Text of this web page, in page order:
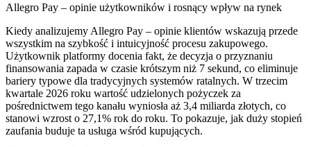
Allegro Pay – opinie użytkowników i rosnący wpływ na rynek
Kiedy analizujemy Allegro Pay – opinie klientów wskazują przede
wszystkim na szybkość i intuicyjność procesu zakupowego.
Użytkownik platformy docenia fakt, że decyzja o przyznaniu
finansowania zapada w czasie krótszym niż 7 sekund, co eliminuje
bariery typowe dla tradycyjnych systemów ratalnych. W trzecim
kwartale 2026 roku wartość udzielonych pożyczek za
pośrednictwem tego kanału wyniosła aż 3,4 miliarda złotych, co
stanowi wzrost o 27,1% rok do roku. To pokazuje, jak duży stopień
zaufania buduje ta usługa wśród kupujących.